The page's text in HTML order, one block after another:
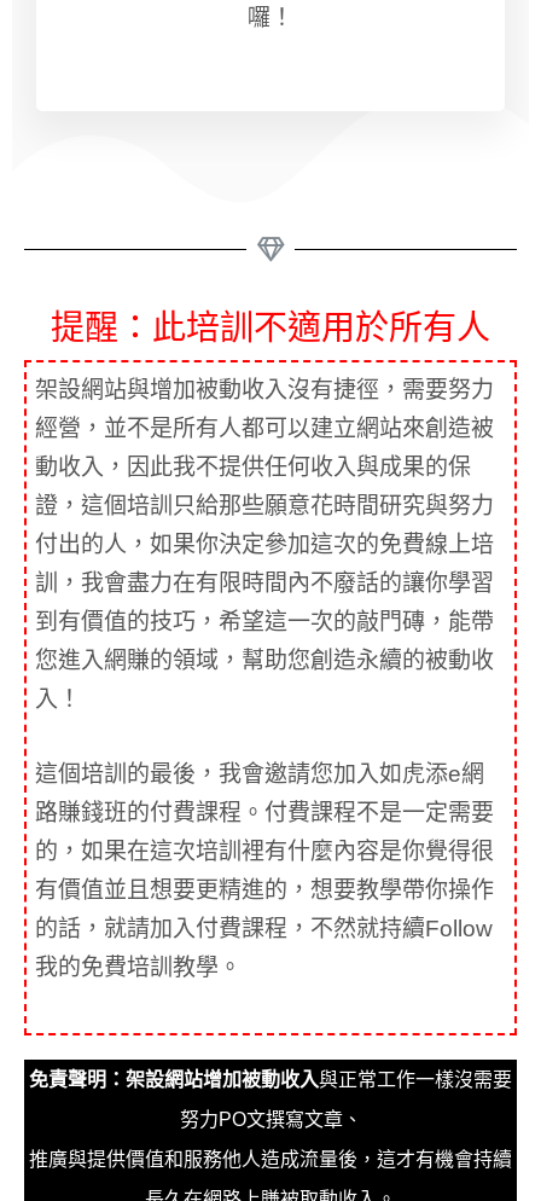
囉！
提醒：此培訓不適用於所有人
架設網站與增加被動收入沒有捷徑，需要努力
經營，並不是所有人都可以建立網站來創造被
動收入，因此我不提供任何收入與成果的保
證，這個培訓只給那些願意花時間研究與努力
付出的人，如果你決定參加這次的免費線上培
訓，我會盡力在有限時間內不廢話的讓你學習
到有價值的技巧，希望這一次的敲門磚，能帶
您進入網賺的領域，幫助您創造永續的被動收
入！
這個培訓的最後，我會邀請您加入如虎添e網
路賺錢班的付費課程。付費課程不是一定需要
的，如果在這次培訓裡有什麼內容是你覺得很
有價值並且想要更精進的，想要教學帶你操作
的話，就請加入付費課程，不然就持續Follow
我的免費培訓教學。
免責聲明：架設網站增加被動收入與正常工作一樣沒需要
努力PO文撰寫文章、
推廣與提供價值和服務他人造成流量後，這才有機會持續